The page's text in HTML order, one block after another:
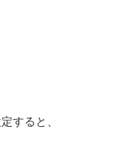
すると、